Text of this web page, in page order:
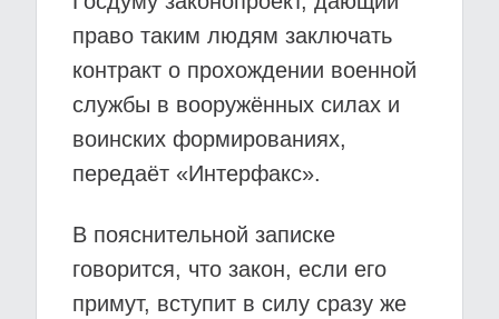
право таким людям заключать
контракт о прохождении военной
службы в вооружённых силах и
воинских формированиях,
передаёт «Интерфакс».
В пояснительной записке
говорится, что закон, если его
примут, вступит в силу сразу же